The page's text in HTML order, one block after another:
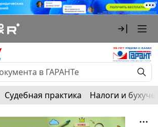
Судебная практика Налоги и